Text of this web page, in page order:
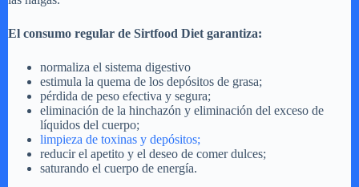
El consumo regular de Sirtfood Diet garantiza:
normaliza el sistema digestivo
estimula la quema de los depósitos de grasa;
pérdida de peso efectiva y segura;
eliminación de la hinchazón y eliminación del exceso de
líquidos del cuerpo;
limpieza de toxinas y depósitos;
reducir el apetito y el deseo de comer dulces;
saturando el cuerpo de energía.